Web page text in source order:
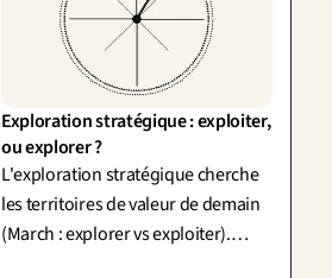
Exploration stratégique : exploiter,
ou explorer ?
L'exploration stratégique cherche
les territoires de valeur de demain
(March : explorer vs exploiter).